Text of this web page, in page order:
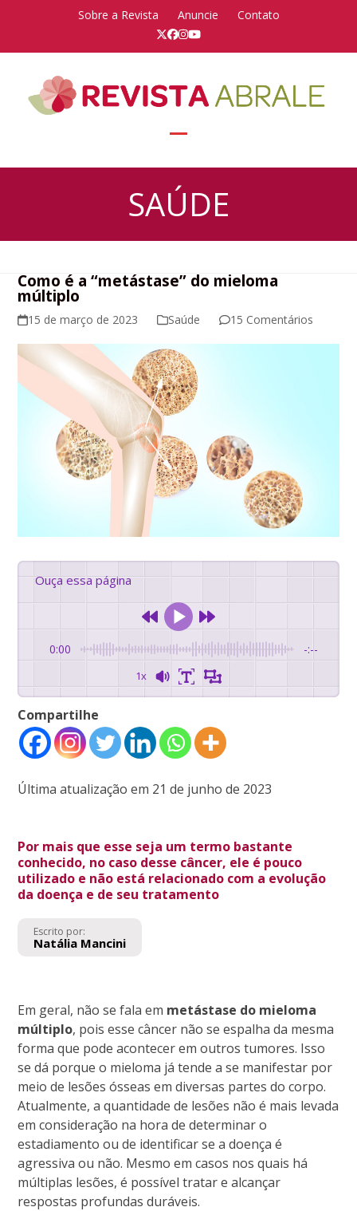
Sobre a Revista Anuncie
Contato
Twitter
Facebook
Instagram
YouTube
menu
menu
SAÚDE
Como é a “metástase” do mieloma
múltiplo
15 de março de 2023 Saúde 15 Comentários
Ouça essa página
0:00 -:--
1x
Compartilhe
Última atualização em 21 de junho de 2023
Por mais que esse seja um termo bastante
conhecido, no caso desse câncer, ele é pouco
utilizado e não está relacionado com a evolução
da doença e de seu tratamento
Escrito por:
Natália Mancini
Em geral, não se fala em metástase do mieloma
múltiplo, pois esse câncer não se espalha da mesma
forma que pode acontecer em outros tumores. Isso
se dá porque o mieloma já tende a se manifestar por
meio de lesões ósseas em diversas partes do corpo.
Atualmente, a quantidade de lesões não é mais levada
em consideração na hora de determinar o
estadiamento ou de identificar se a doença é
agressiva ou não. Mesmo em casos nos quais há
múltiplas lesões, é possível tratar e alcançar
respostas profundas duráveis.